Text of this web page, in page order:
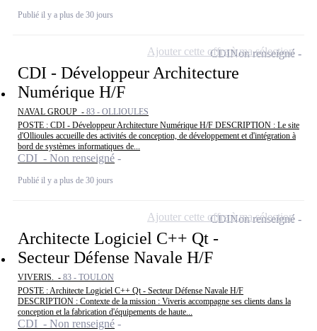
Publié il y a plus de 30 jours
CDI - Développeur Architecture
Numérique H/F
NAVAL GROUP - 83 - OLLIOULES
POSTE : CDI - Développeur Architecture Numérique H/F DESCRIPTION : Le site
d'Ollioules accueille des activités de conception, de développement et d'intégration à
bord de systèmes informatiques de...
CDI - Non renseigné
Publié il y a plus de 30 jours
CDINon renseigné
Ajouter cette offre à ma sélection
Architecte Logiciel C++ Qt -
Secteur Défense Navale H/F
VIVERIS. - 83 - TOULON
POSTE : Architecte Logiciel C++ Qt - Secteur Défense Navale H/F
DESCRIPTION : Contexte de la mission : Viveris accompagne ses clients dans la
conception et la fabrication d'équipements de haute...
CDI - Non renseigné
CDINon renseigné
Ajouter cette offre à ma sélection